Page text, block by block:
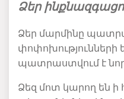
Ձեր
Ձեր մարմինը
փոփոխությունների
պատրաստվում է
Ձեզ մոտ կարող են ի